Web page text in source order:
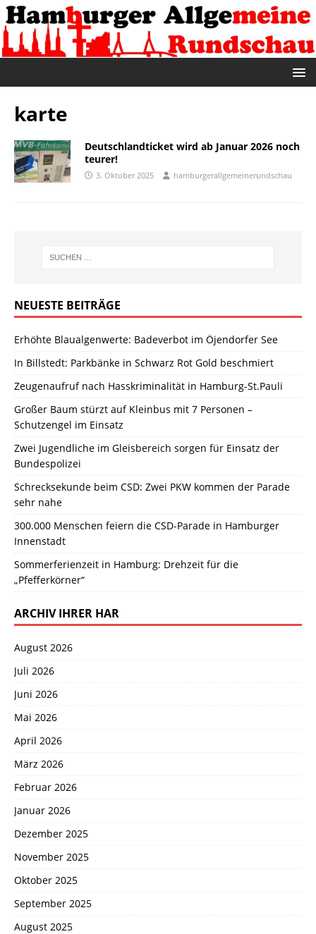
karte
Deutschlandticket wird ab Januar 2026 noch
teurer!
3. Oktober 2025 hamburgerallgemeinerundschau
NEUESTE BEITRÄGE
Erhöhte Blaualgenwerte: Badeverbot im Öjendorfer See
In Billstedt: Parkbänke in Schwarz Rot Gold beschmiert
Zeugenaufruf nach Hasskriminalität in Hamburg-St.Pauli
Großer Baum stürzt auf Kleinbus mit 7 Personen –
Schutzengel im Einsatz
Zwei Jugendliche im Gleisbereich sorgen für Einsatz der
Bundespolizei
Schrecksekunde beim CSD: Zwei PKW kommen der Parade
sehr nahe
300.000 Menschen feiern die CSD-Parade in Hamburger
Innenstadt
Sommerferienzeit in Hamburg: Drehzeit für die
„Pfefferkörner“
ARCHIV IHRER HAR
August 2026
Juli 2026
Juni 2026
Mai 2026
April 2026
März 2026
Februar 2026
Januar 2026
Dezember 2025
November 2025
Oktober 2025
September 2025
August 2025